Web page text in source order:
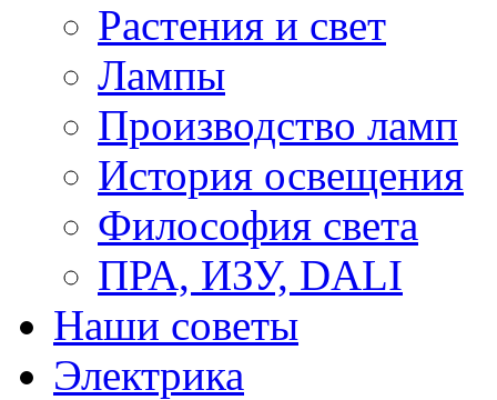
Растения и свет
Лампы
Производство ламп
История освещения
Философия света
ПРА, ИЗУ, DALI
Наши советы
Электрика